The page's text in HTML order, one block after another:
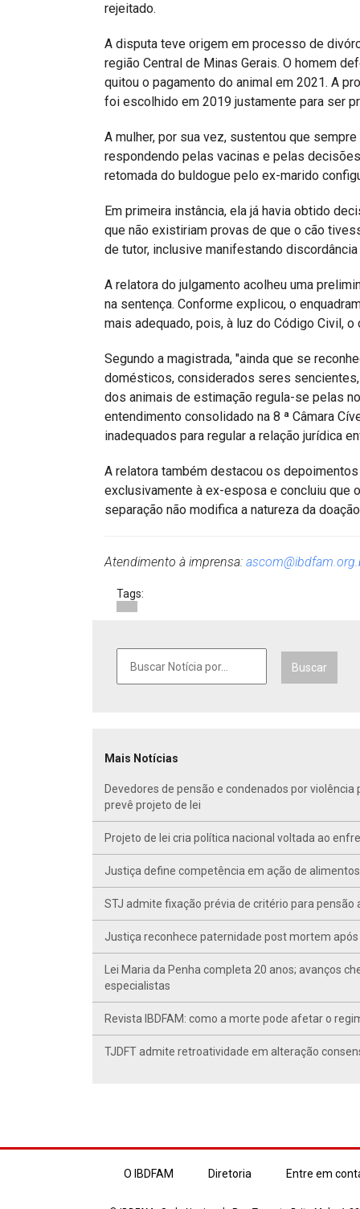
rejeitado.
A disputa teve origem em processo de
região Central de Minas Gerais. O homem
quitou o pagamento do animal em 2021. A
foi escolhido em 2019 justamente para ser
A mulher, por sua vez, sustentou que
respondendo pelas vacinas e pelas
retomada do buldogue pelo ex-marido
Em primeira instância, ela já havia obtido
que não existiriam provas de que o cão
de tutor, inclusive manifestando
A relatora do julgamento acolheu uma
na sentença. Conforme explicou, o
mais adequado, pois, à luz do Código Civil,
Segundo a magistrada, "ainda que se
domésticos, considerados seres
dos animais de estimação regula-se pelas
entendimento consolidado na 8 ª Câmara
inadequados para regular a relação jurídica
A relatora também destacou os
exclusivamente à ex-esposa e concluiu que
separação não modifica a natureza da
Atendimento à imprensa:
Tags:
Buscar
Mais Notícias
Devedores de pensão e condenados por
prevê projeto de lei
Projeto de lei cria política nacional voltada ao
Justiça define competência em ação de
STJ admite fixação prévia de critério para
Justiça reconhece paternidade post mortem
Lei Maria da Penha completa 20 anos; avanços
especialistas
Revista IBDFAM: como a morte pode afetar o
TJDFT admite retroatividade em alteração
O IBDFAM Diretoria Entre em